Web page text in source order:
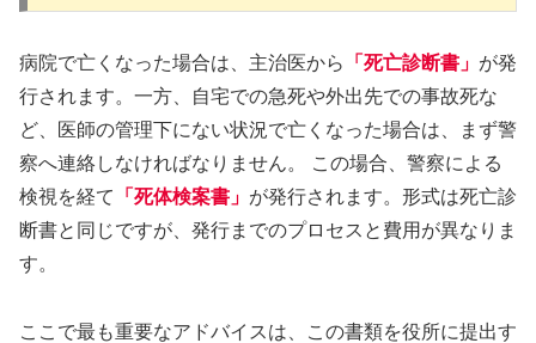
病院で亡くなった場合は、主治医から 「死亡診断書」 が発
行されます。一方、自宅での急死や外出先での事故死な
ど、医師の管理下にない状況で亡くなった場合は、まず警
察へ連絡しなければなりません。 この場合、警察による
検視を経て
「死体検案書」 が発行されます。形式は死亡診
断書と同じですが、発行までのプロセスと費用が異なりま
す。
ここで最も重要なアドバイスは、この書類を役所に提出す